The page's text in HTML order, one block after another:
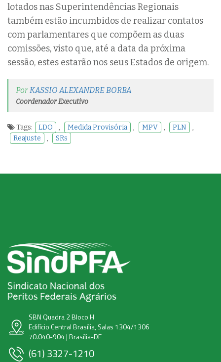
lotados nas Superintendências Regionais
também estão incumbidos de realizar contatos
com parlamentares que compõem as duas
comissões, visto que, até a data da próxima
sessão, estes estarão nos seus Estados de origem.
PorKASSIO ALEXANDRE BORBA
Coordenador Executivo
Tags: LDO , Medida Provisória , MPV , PLN
,
Reajuste
, SRs
SBN Quadra 2 Bloco H
Edifício Central Brasília, Salas 1304/1306
70.040-904 | Brasília-DF
(61) 3327-1210